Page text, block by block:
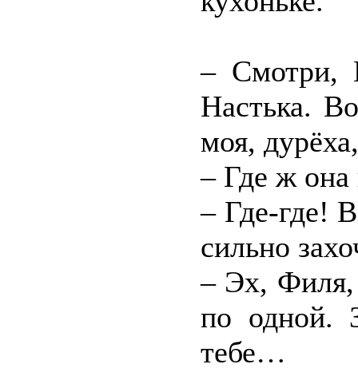
– Смотри,
Настька.
моя,
– Где ж она
– Где-где!
сильно
– Эх, Филя,
по одной.
тебе…